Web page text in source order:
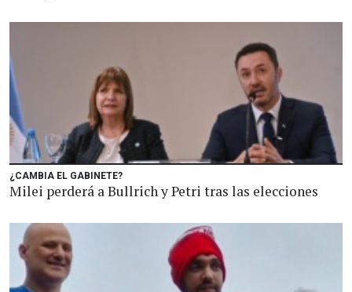
¿CAMBIA EL GABINETE?
Milei perderá a Bullrich y Petri tras las elecciones